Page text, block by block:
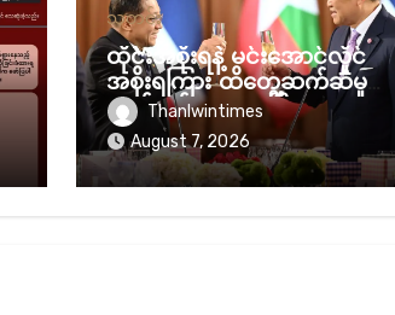
သတင်း
ထိုင်းအစိုးရနဲ့ မင်းအောင်လှိုင်
အစိုးရကြား ထိတွေ့ဆက်ဆံမှု
တော်လှန်ရေးအပေါ်
သက်ရောက်နိုင်လား
Thanlwintimes
August 7, 2026